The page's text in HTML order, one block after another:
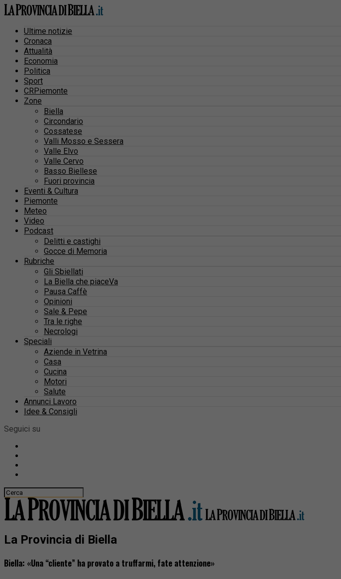
Ultime notizie
Cronaca
Attualità
Economia
Politica
Sport
CRPiemonte
Zone
Biella
Circondario
Cossatese
Valli Mosso e Sessera
Valle Elvo
Valle Cervo
Basso Biellese
Fuori provincia
Eventi & Cultura
Piemonte
Meteo
Video
Podcast
Delitti e castighi
Gocce di Memoria
Rubriche
Gli Sbiellati
La Biella che piaceVa
Pausa Caffè
Opinioni
Sale & Pepe
Tra le righe
Necrologi
Speciali
Aziende in Vetrina
Casa
Cucina
Motori
Salute
Annunci Lavoro
Idee & Consigli
Seguici su
La Provincia di Biella
Biella: «Una “cliente” ha provato a truffarmi, fate attenzione»